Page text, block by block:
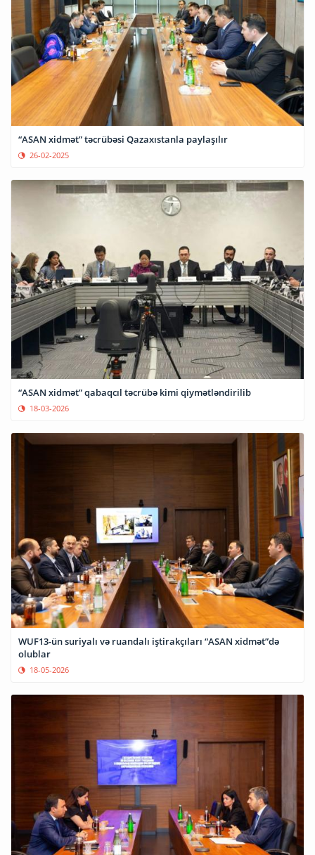
“ASAN xidmət” təcrübəsi Qazaxıstanla paylaşılır
26-02-2025
“ASAN xidmət” qabaqcıl təcrübə kimi qiymətləndirilib
18-03-2026
WUF13-ün suriyalı və ruandalı iştirakçıları “ASAN xidmət”də
olublar
18-05-2026